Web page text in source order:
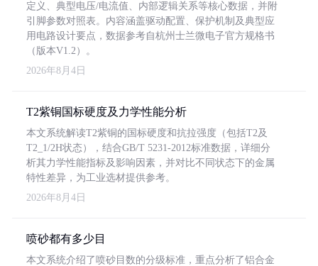
定义、典型电压/电流值、内部逻辑关系等核心数据，并附
引脚参数对照表。内容涵盖驱动配置、保护机制及典型应
用电路设计要点，数据参考自杭州士兰微电子官方规格书
（版本V1.2）。
2026年8月4日
T2紫铜国标硬度及力学性能分析
本文系统解读T2紫铜的国标硬度和抗拉强度（包括T2及
T2_1/2H状态），结合GB/T 5231-2012标准数据，详细分
析其力学性能指标及影响因素，并对比不同状态下的金属
特性差异，为工业选材提供参考。
2026年8月4日
喷砂都有多少目
本文系统介绍了喷砂目数的分级标准，重点分析了铝合金